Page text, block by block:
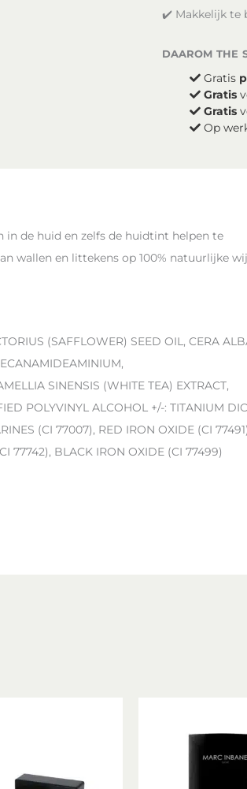
✔️ Makkelijk te
daarom the
Gratis
Gratis
Gratis
Op
de huid en zelfs de huidtint helpen te
wallen en littekens op 100% natuurlijke
(SAFFLOWER) SEED OIL, CERA
SINENSIS (WHITE TEA) EXTRACT,
POLYVINYL ALCOHOL +/-: TITANIUM
(CI 77007), RED IRON OXIDE (CI
77742), BLACK IRON OXIDE (CI 77499)